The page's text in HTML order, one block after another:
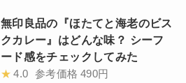
無印良品の『ほたてと海老のビス
クカレー』はどんな味？ シーフ
ード感をチェックしてみた
★ 4.0 参考価格 490円